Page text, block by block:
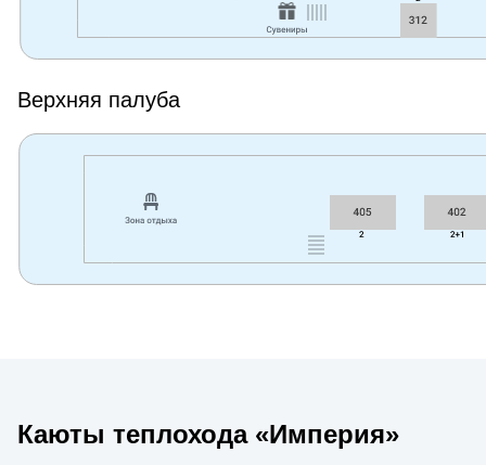
Верхняя палуба
Каюты теплохода «Империя»